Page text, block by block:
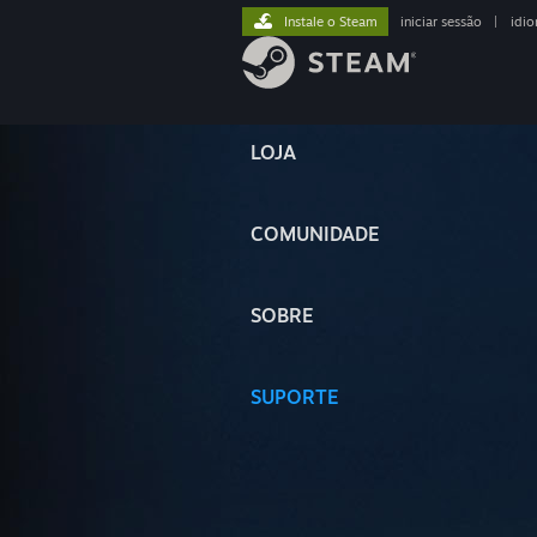
LOJA
COMUNIDADE
SOBRE
SUPORTE
Instale o Steam iniciar sessão